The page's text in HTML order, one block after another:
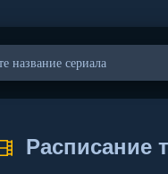
Расписание